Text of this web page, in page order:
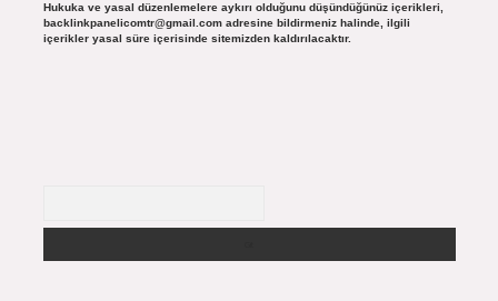
Hukuka ve yasal düzenlemelere aykırı olduğunu düşündüğünüz içerikleri,
backlinkpanelicomtr@gmail.comadresine bildirmeniz halinde, ilgili
içerikler yasal süre içerisinde sitemizden kaldırılacaktır.